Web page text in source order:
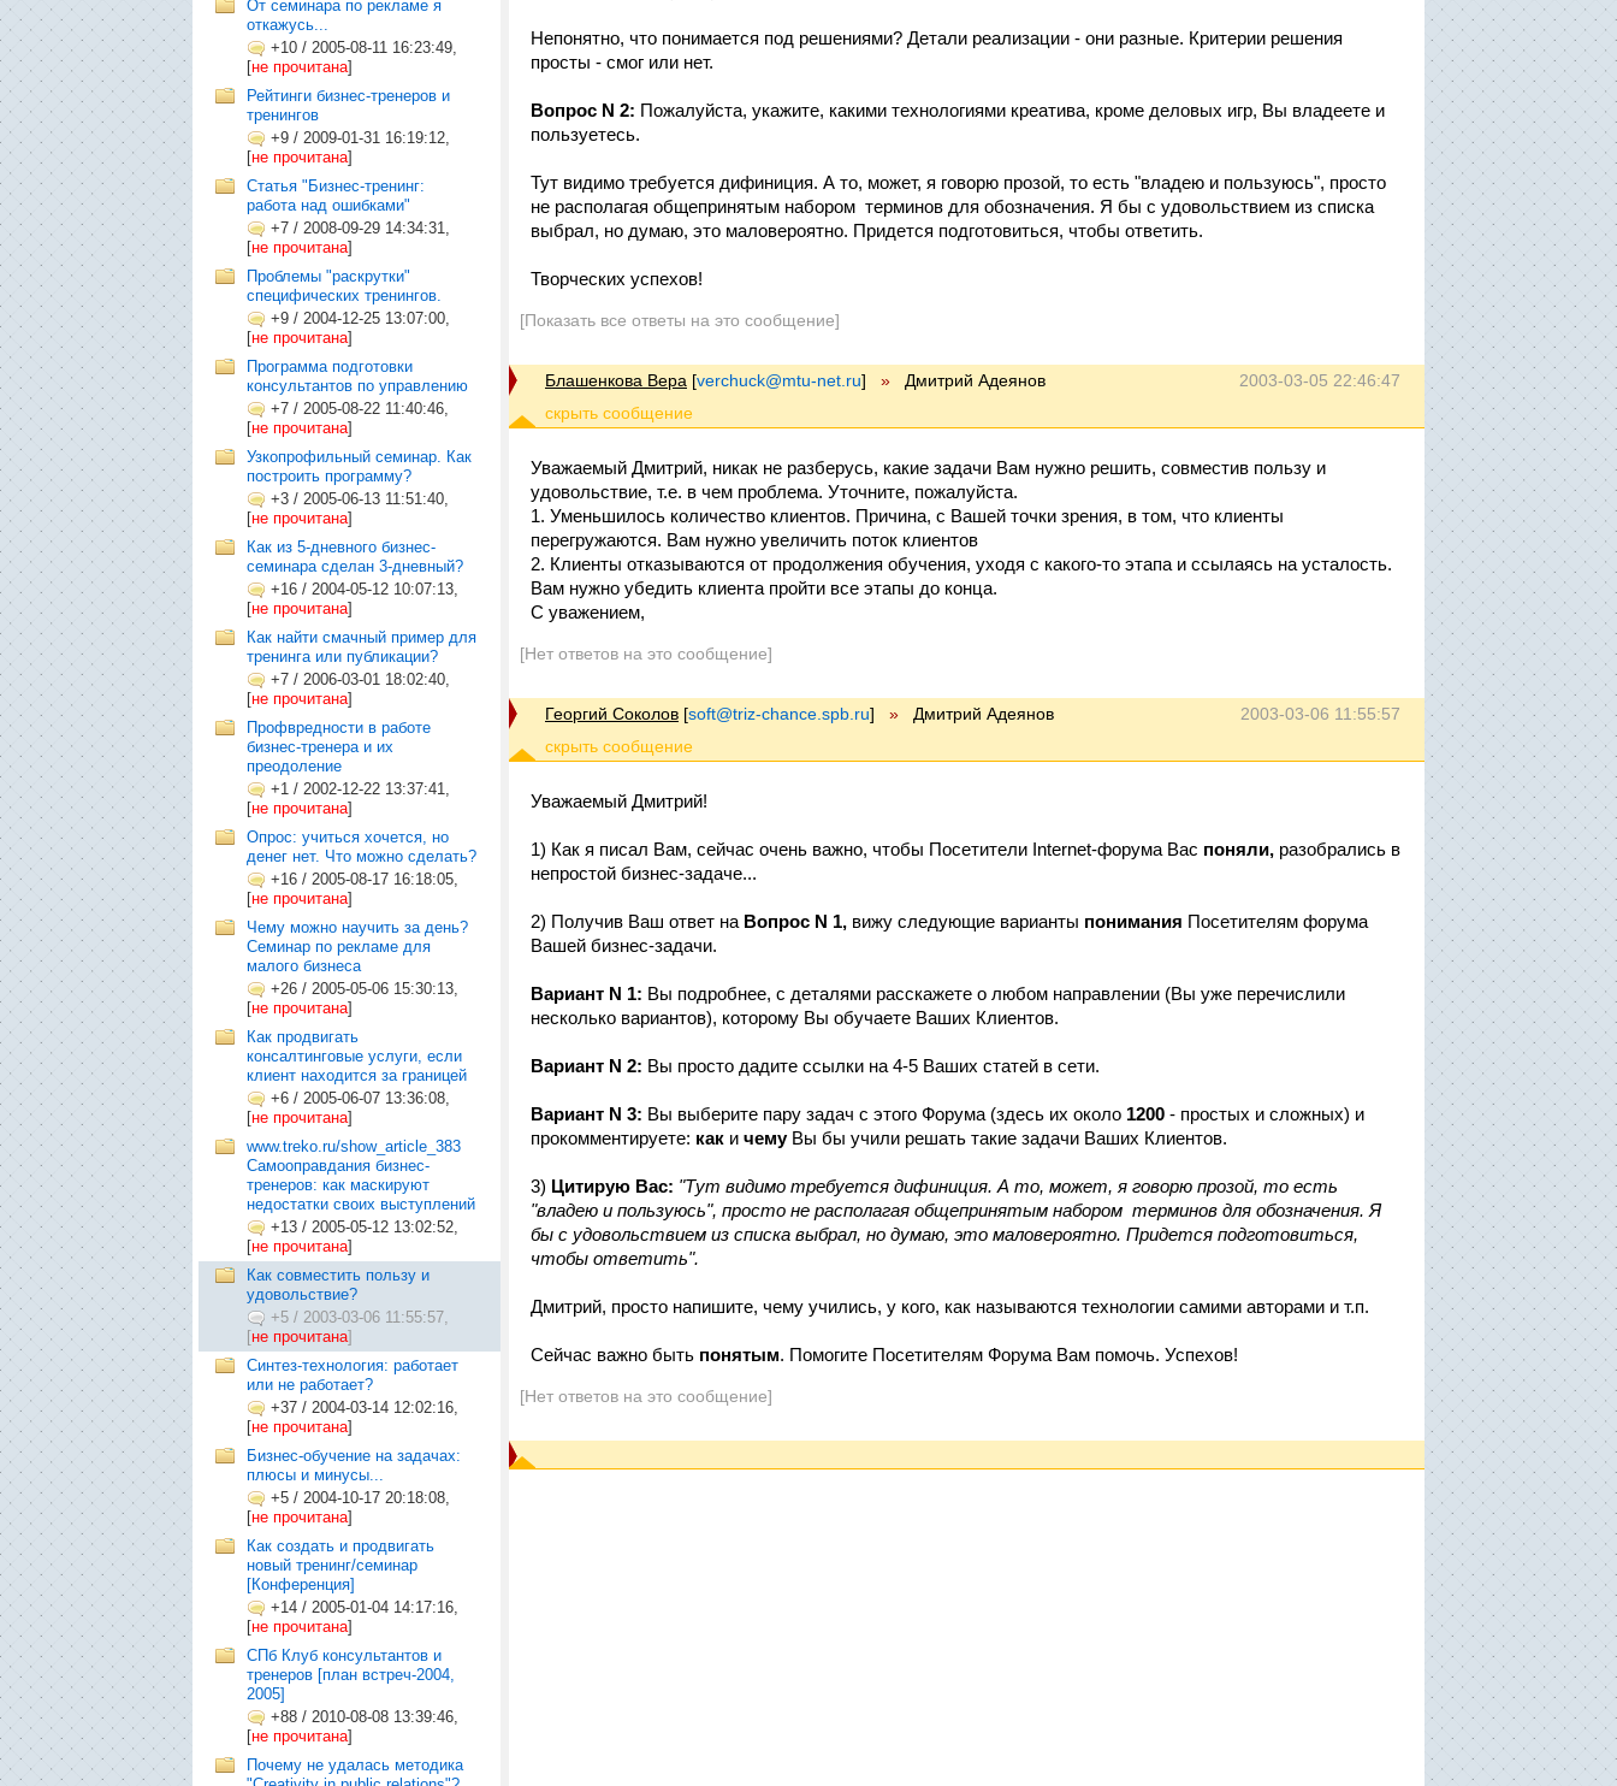
От семинара по рекламе я
откажусь...
+10 / 2005-08-11 16:23:49,
[не прочитана]
Рейтинги бизнес-тренеров и
тренингов
+9 / 2009-01-31 16:19:12,
[не прочитана]
Статья "Бизнес-тренинг:
работа над ошибками"
+7 / 2008-09-29 14:34:31,
[не прочитана]
Проблемы "раскрутки"
специфических тренингов.
+9 / 2004-12-25 13:07:00,
[не прочитана]
Программа подготовки
консультантов по управлению
+7 / 2005-08-22 11:40:46,
[не прочитана]
Узкопрофильный семинар. Как
построить программу?
+3 / 2005-06-13 11:51:40,
[не прочитана]
Как из 5-дневного бизнес-
семинара сделан 3-дневный?
+16 / 2004-05-12 10:07:13,
[не прочитана]
Как найти смачный пример для
тренинга или публикации?
+7 / 2006-03-01 18:02:40,
[не прочитана]
Профвредности в работе
бизнес-тренера и их
преодоление
+1 / 2002-12-22 13:37:41,
[не прочитана]
Опрос: учиться хочется, но
денег нет. Что можно сделать?
+16 / 2005-08-17 16:18:05,
[не прочитана]
Чему можно научить за день?
Семинар по рекламе для
малого бизнеса
+26 / 2005-05-06 15:30:13,
[не прочитана]
Как продвигать
консалтинговые услуги, если
клиент находится за границей
+6 / 2005-06-07 13:36:08,
[не прочитана]
www.treko.ru/show_article_383
Самооправдания бизнес-
тренеров: как маскируют
недостатки своих выступлений
+13 / 2005-05-12 13:02:52,
[не прочитана]
Как совместить пользу и
удовольствие?
+5 / 2003-03-06 11:55:57,
[не прочитана]
Синтез-технология: работает
или не работает?
+37 / 2004-03-14 12:02:16,
[не прочитана]
Бизнес-обучение на задачах:
плюсы и минусы...
+5 / 2004-10-17 20:18:08,
[не прочитана]
Как создать и продвигать
новый тренинг/семинар
[Конференция]
+14 / 2005-01-04 14:17:16,
[не прочитана]
СПб Клуб консультантов и
тренеров [план встреч-2004,
2005]
+88 / 2010-08-08 13:39:46,
[не прочитана]
Почему не удалась методика
Непонятно, что понимается под решениями? Детали реализации - они разные. Критерии решения
просты - смог или нет.
Вопрос N 2: Пожалуйста, укажите, какими технологиями креатива, кроме деловых игр, Вы владеете и
пользуетесь.
Тут видимо требуется дифиниция. А то, может, я говорю прозой, то есть "владею и пользуюсь", просто
не располагая общепринятым набором терминов для обозначения. Я бы с удовольствием из списка
выбрал, но думаю, это маловероятно. Придется подготовиться, чтобы ответить.
Творческих успехов!
[Показать все ответы на это сообщение]
2003-03-05 22:46:47
Блашенкова Вера [verchuck@mtu-net.ru] » Дмитрий Адеянов
Уважаемый Дмитрий, никак не разберусь, какие задачи Вам нужно решить, совместив пользу и
удовольствие, т.е. в чем проблема. Уточните, пожалуйста.
1. Уменьшилось количество клиентов. Причина, с Вашей точки зрения, в том, что клиенты
перегружаются. Вам нужно увеличить поток клиентов
2. Клиенты отказываются от продолжения обучения, уходя с какого-то этапа и ссылаясь на усталость.
Вам нужно убедить клиента пройти все этапы до конца.
С уважением,
[Нет ответов на это сообщение]
2003-03-06 11:55:57
Георгий Соколов [soft@triz-chance.spb.ru] » Дмитрий Адеянов
Уважаемый Дмитрий!
1) Как я писал Вам, сейчас очень важно, чтобы Посетители Internet-форума Вас поняли, разобрались в
непростой бизнес-задаче...
2) Получив Ваш ответ на Вопрос N 1, вижу следующие варианты понимания Посетителям форума
Вашей бизнес-задачи.
Вариант N 1: Вы подробнее, с деталями расскажете о любом направлении (Вы уже перечислили
несколько вариантов), которому Вы обучаете Ваших Клиентов.
Вариант N 2: Вы просто дадите ссылки на 4-5 Ваших статей в сети.
Вариант N 3: Вы выберите пару задач с этого Форума (здесь их около 1200 - простых и сложных) и
прокомментируете: как и чему Вы бы учили решать такие задачи Ваших Клиентов.
3) Цитирую Вас: "Тут видимо требуется дифиниция. А то, может, я говорю прозой, то есть
"владею и пользуюсь", просто не располагая общепринятым набором терминов для обозначения. Я
бы с удовольствием из списка выбрал, но думаю, это маловероятно. Придется подготовиться,
чтобы ответить".
Дмитрий, просто напишите, чему учились, у кого, как называются технологии самими авторами и т.п.
Сейчас важно быть понятым. Помогите Посетителям Форума Вам помочь. Успехов!
[Нет ответов на это сообщение]